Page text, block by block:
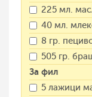
225 мл.
40 мл.
8 гр.
505 гр.
За фил
5 лажици